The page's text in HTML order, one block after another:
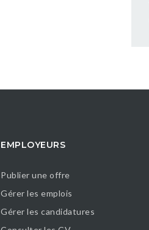
EMPLOYEURS
Publier une offre
Gérer les emplois
Gérer les candidatures